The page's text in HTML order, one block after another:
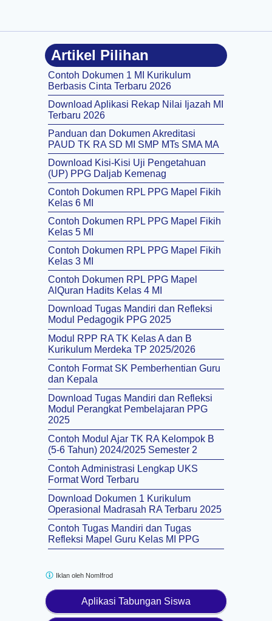
Artikel Pilihan
Contoh Dokumen 1 MI Kurikulum
Berbasis Cinta Terbaru 2026
Download Aplikasi Rekap Nilai Ijazah MI
Terbaru 2026
Panduan dan Dokumen Akreditasi
PAUD TK RA SD MI SMP MTs SMA MA
Download Kisi-Kisi Uji Pengetahuan
(UP) PPG Daljab Kemenag
Contoh Dokumen RPL PPG Mapel Fikih
Kelas 6 MI
Contoh Dokumen RPL PPG Mapel Fikih
Kelas 5 MI
Contoh Dokumen RPL PPG Mapel Fikih
Kelas 3 MI
Contoh Dokumen RPL PPG Mapel
AlQuran Hadits Kelas 4 MI
Download Tugas Mandiri dan Refleksi
Modul Pedagogik PPG 2025
Modul RPP RA TK Kelas A dan B
Kurikulum Merdeka TP 2025/2026
Contoh Format SK Pemberhentian Guru
dan Kepala
Download Tugas Mandiri dan Refleksi
Modul Perangkat Pembelajaran PPG
2025
Contoh Modul Ajar TK RA Kelompok B
(5-6 Tahun) 2024/2025 Semester 2
Contoh Administrasi Lengkap UKS
Format Word Terbaru
Download Dokumen 1 Kurikulum
Operasional Madrasah RA Terbaru 2025
Contoh Tugas Mandiri dan Tugas
Refleksi Mapel Guru Kelas MI PPG
Aplikasi Tabungan Siswa
Iklan oleh NomIfrod